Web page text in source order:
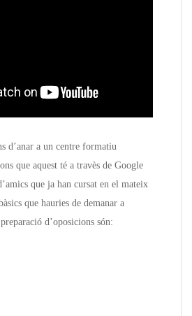
d’anar a un centre formatiu
que aquest té a travès de Google
que ja han cursat en el mateix
que hauries de demanar a
d’oposicions són: